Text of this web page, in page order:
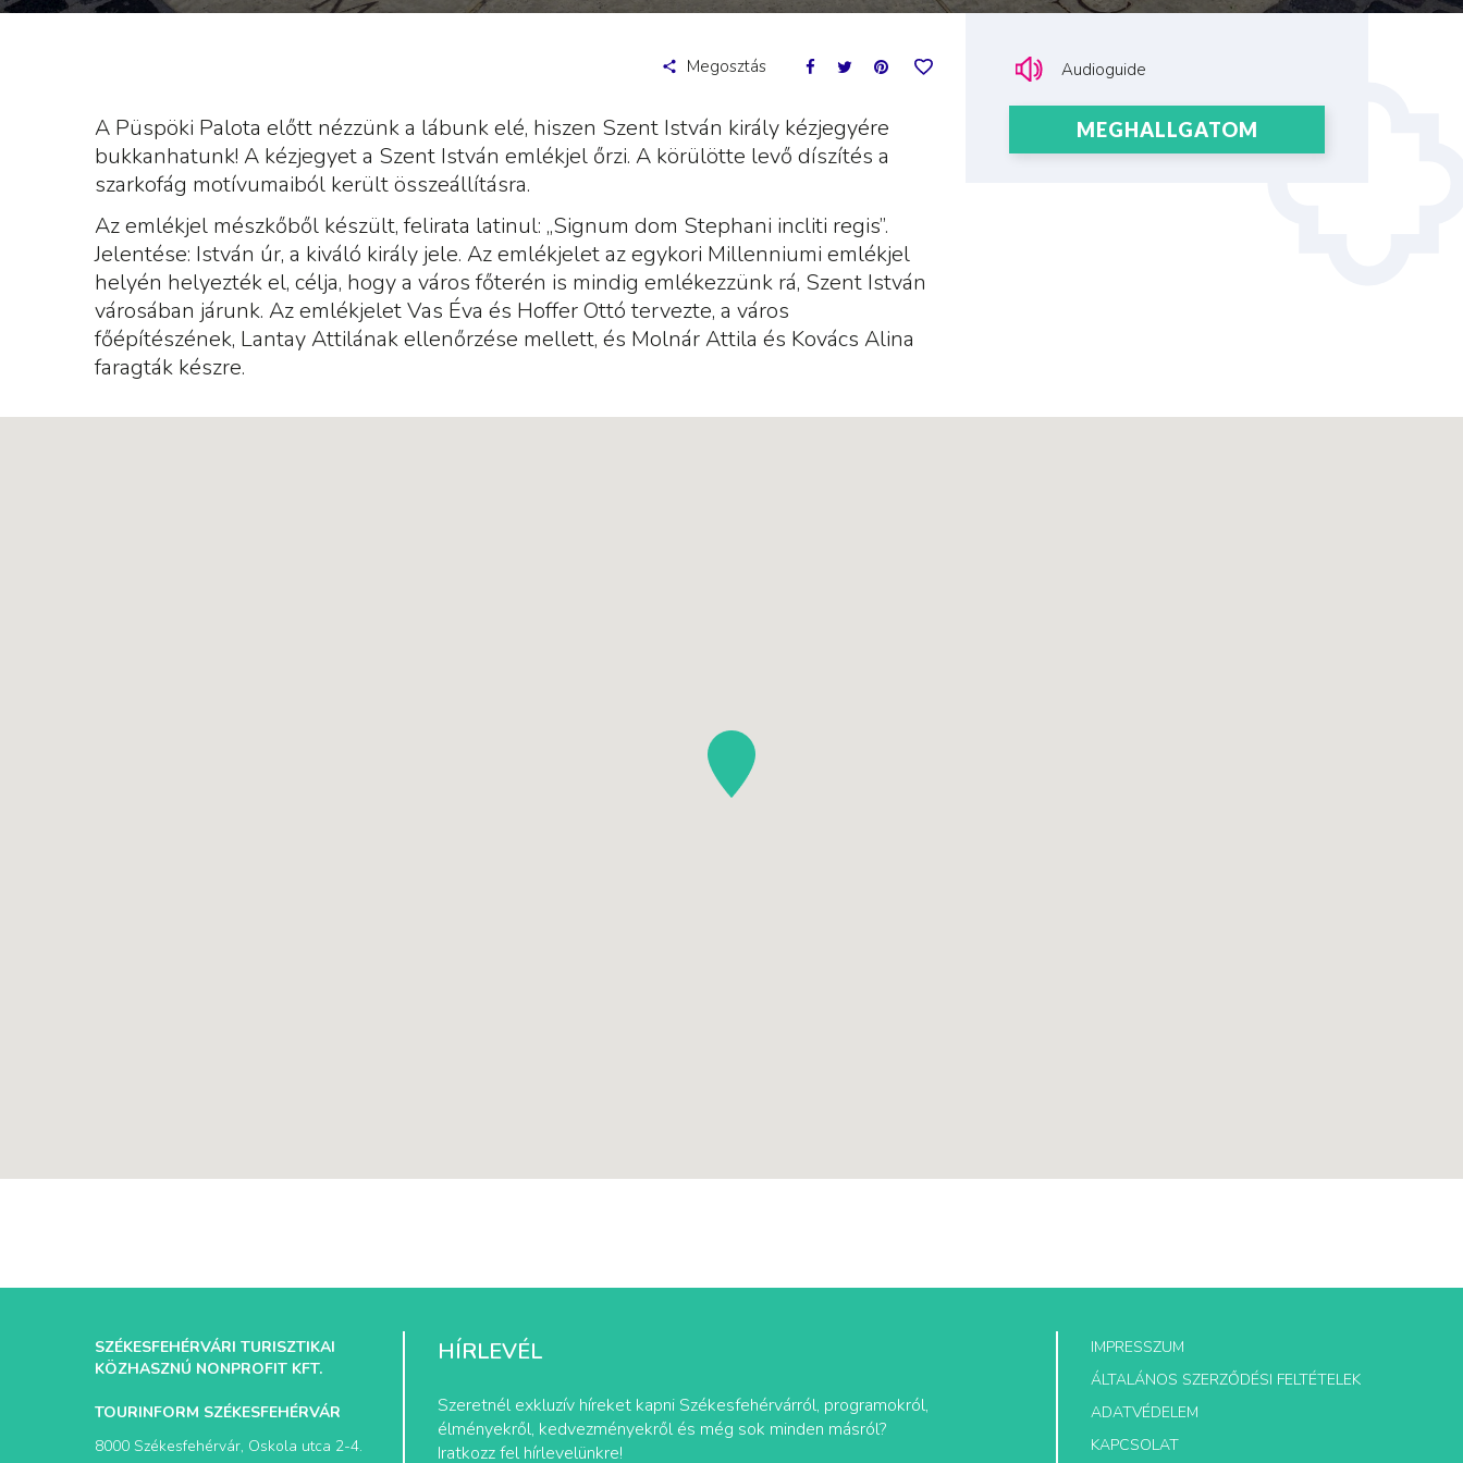
Megosztás
A Püspöki Palota előtt nézzünk a lábunk elé, hiszen Szent István király kézjegyére
bukkanhatunk! A kézjegyet a Szent István emlékjel őrzi. A körülötte levő díszítés a
szarkofág motívumaiból került összeállításra.
Az emlékjel mészkőből készült, felirata latinul: „Signum dom Stephani incliti regis”.
Jelentése: István úr, a kiváló király jele. Az emlékjelet az egykori Millenniumi emlékjel
helyén helyezték el, célja, hogy a város főterén is mindig emlékezzünk rá, Szent István
városában járunk. Az emlékjelet Vas Éva és Hoffer Ottó tervezte, a város
főépítészének, Lantay Attilának ellenőrzése mellett, és Molnár Attila és Kovács Alina
faragták készre.
Audioguide
MEGHALLGATOM
SZÉKESFEHÉRVÁRI TURISZTIKAI
KÖZHASZNÚ NONPROFIT KFT.
TOURINFORM SZÉKESFEHÉRVÁR
8000 Székesfehérvár, Oskola utca 2-4.
HÍRLEVÉL
Szeretnél exkluzív híreket kapni Székesfehérvárról, programokról,
élményekről, kedvezményekről és még sok minden másról?
Iratkozz fel hírlevelünkre!
IMPRESSZUM
ÁLTALÁNOS SZERZŐDÉSI FELTÉTELEK
ADATVÉDELEM
KAPCSOLAT